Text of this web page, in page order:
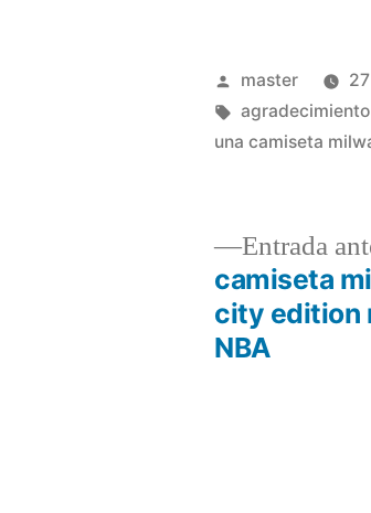
Publicado
por
master
Etiquetas:
una camiseta
Navegación
Entrada
camiseta
city edition
NBA